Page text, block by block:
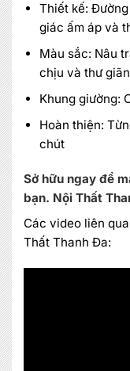
Thiết kế:
giác ấm áp và
Màu sắc: Nâu
chịu và thư
Khung giường:
Hoàn thiện:
chút
Sở hữu ngay để
bạn. Nội Thất
Các video liên
Thất Thanh Đa: